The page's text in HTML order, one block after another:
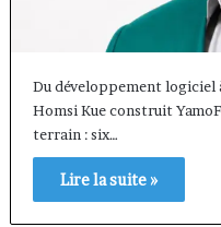
Du développement logiciel
Homsi Kue construit
terrain : six…
Lire la suite »